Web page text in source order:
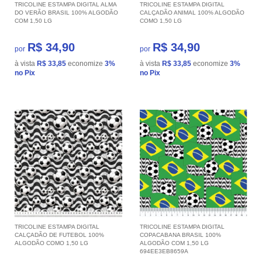
TRICOLINE ESTAMPA DIGITAL ALMA
DO VERÃO BRASIL 100% ALGODÃO
COM 1,50 LG
por R$ 34,90
à vista R$ 33,85 economize 3%
no Pix
TRICOLINE ESTAMPA DIGITAL
CALÇADÃO ANIMAL 100% ALGODÃO
COMO 1,50 LG
por R$ 34,90
à vista R$ 33,85 economize 3%
no Pix
TRICOLINE ESTAMPA DIGITAL
CALÇADÃO DE FUTEBOL 100%
ALGODÃO COMO 1,50 LG
TRICOLINE ESTAMPA DIGITAL
COPACABANA BRASIL 100%
ALGODÃO COM 1,50 LG
694EE3EB8659A